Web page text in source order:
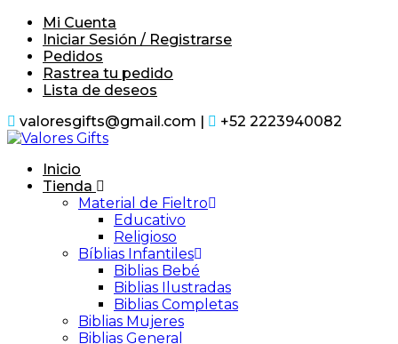
Saltar
contenido
Mi Cuenta
Iniciar Sesión / Registrarse
Pedidos
Rastrea tu pedido
Lista de deseos
valoresgifts@gmail.com |
+52 2223940082
Inicio
Tienda
Material de Fieltro
Educativo
Religioso
Bíblias Infantiles
Biblias Bebé
Biblias Ilustradas
Biblias Completas
Biblias Mujeres
Biblias General